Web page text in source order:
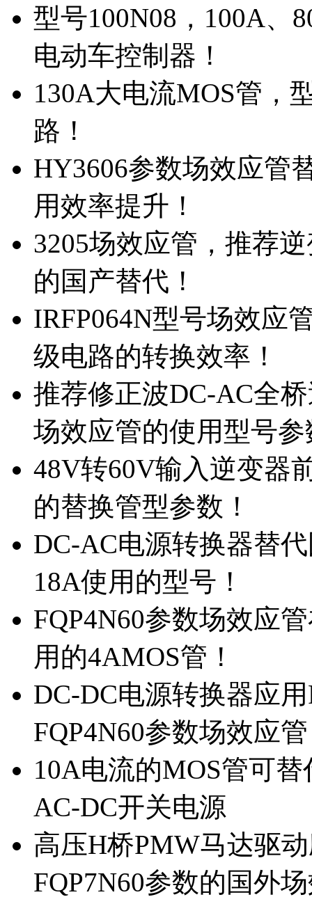
型号100N08，100A、
电动车控制器！
130A大电流MOS管，
路！
HY3606参数场效应管
用效率提升！
3205场效应管，推荐
的国产替代！
IRFP064N型号场效应
级电路的转换效率！
推荐修正波DC-AC全
场效应管的使用型号参
48V转60V输入逆变器
的替换管型参数！
DC-AC电源转换器替
18A使用的型号！
FQP4N60参数场效应
用的4AMOS管！
DC-DC电源转换器应
FQP4N60参数场效应
10A电流的MOS管可
AC-DC开关电源
高压H桥PMW马达驱
FQP7N60参数的国外